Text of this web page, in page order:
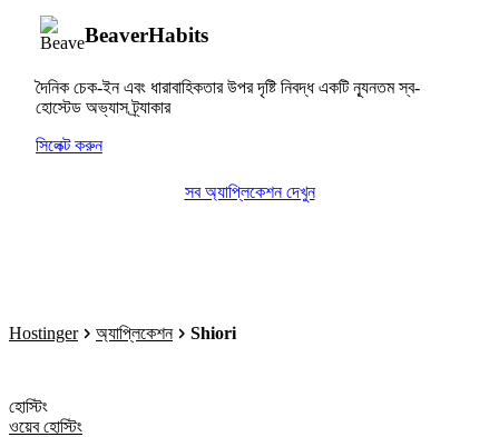
BeaverHabits
দৈনিক চেক-ইন এবং ধারাবাহিকতার উপর দৃষ্টি নিবদ্ধ একটি ন্যূনতম স্ব-
হোস্টেড অভ্যাস ট্র্যাকার
সিলেক্ট করুন
সব অ্যাপ্লিকেশন দেখুন
Hostinger অ্যাপ্লিকেশন Shiori
হোস্টিং
ওয়েব হোস্টিং